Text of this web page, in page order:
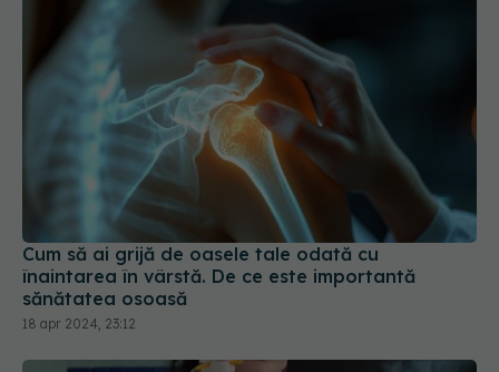
Cum să ai grijă de oasele tale odată cu
înaintarea în vârstă. De ce este importantă
sănătatea osoasă
18 apr 2024, 23:12